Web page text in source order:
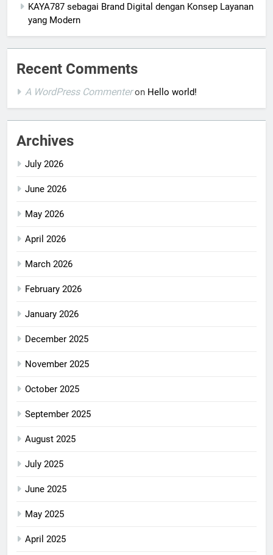
KAYA787 sebagai Brand Digital dengan Konsep Layanan
yang Modern
Recent Comments
A WordPress Commenteron Hello world!
Archives
July 2026
June 2026
May 2026
April 2026
March 2026
February 2026
January 2026
December 2025
November 2025
October 2025
September 2025
August 2025
July 2025
June 2025
May 2025
April 2025